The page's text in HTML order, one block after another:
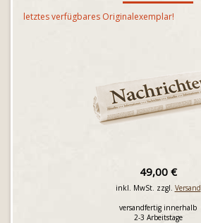
letztes verfügbares Originalexemplar!
49,00 €
inkl. MwSt. zzgl. Versand
versandfertig innerhalb
2-3 Arbeitstage